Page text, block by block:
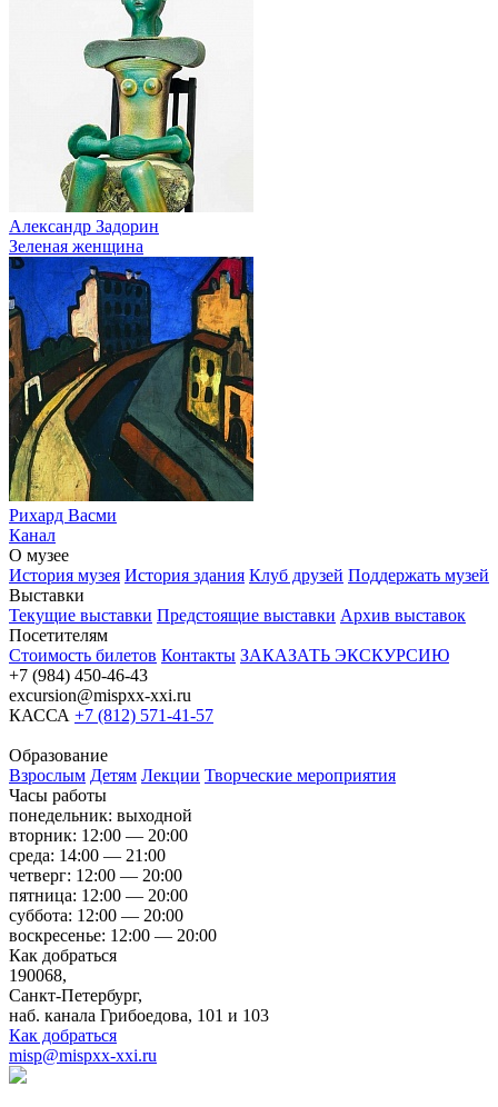
Александр Задорин
Зеленая женщина
Рихард Васми
Канал
О музее
История музея История здания Клуб друзей Поддержать музей
Выставки
Текущие выставки Предстоящие выставки Архив выставок
Посетителям
Стоимость билетов Контакты ЗАКАЗАТЬ ЭКСКУРСИЮ
+7 (984) 450-46-43
excursion@mispxx-xxi.ru
КАССА +7 (812) 571-41-57
Образование
Взрослым Детям Лекции Творческие мероприятия
Часы работы
понедельник: выходной
вторник: 12:00 — 20:00
среда: 14:00 — 21:00
четверг: 12:00 — 20:00
пятница: 12:00 — 20:00
суббота: 12:00 — 20:00
воскресенье: 12:00 — 20:00
Как добраться
190068,
Санкт-Петербург,
наб. канала Грибоедова, 101 и 103
Как добраться
misp@mispxx-xxi.ru